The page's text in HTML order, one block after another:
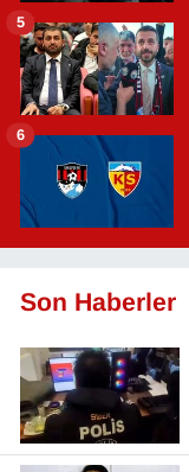
5
6
Son Haberler